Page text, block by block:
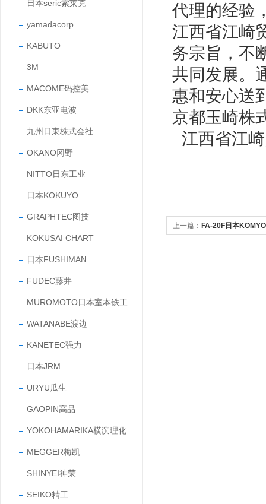
日本seric索莱克
yamadacorp
KABUTO
3M
MACOME码控美
DKK东亚电波
九州日東株式会社
OKANO冈野
NITTO日东工业
日本KOKUYO
GRAPHTEC图技
KOKUSAI CHART
日本FUSHIMAN
FUDEC藤井
MUROMOTO日本室本铁工
WATANABE渡边
KANETEC强力
日本JRM
URYU瓜生
GAOPIN高品
YOKOHAMARIKA横滨理化
MEGGER梅凯
SHINYEI神荣
SEIKO精工
代理的经验
江西省江崎
务宗旨，不
共同发展。
惠和安心送
京都玉崎株
江西省江
上一篇： FA-20F日本